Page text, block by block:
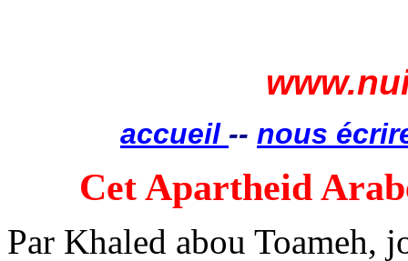
accueil -- nous
Cet Apartheid
Par Khaled abou Toameh,